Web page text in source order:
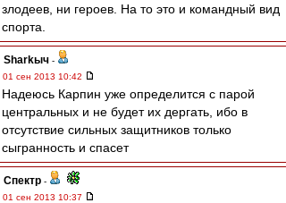
злодеев, ни героев. На то это и командный вид
спорта.
Sharkыч -
01 сен 2013 10:42
Надеюсь Карпин уже определится с парой
центральных и не будет их дергать, ибо в
отсутствие сильных защитников только
сыгранность и спасет
Спектр -
01 сен 2013 10:37